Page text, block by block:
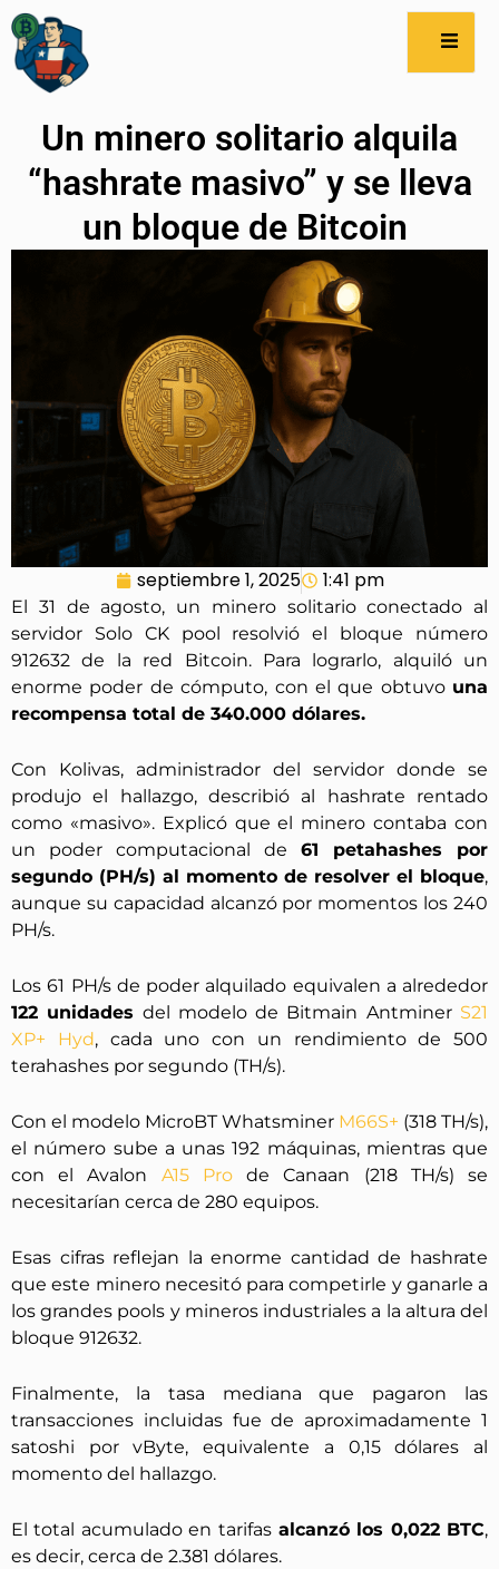
Un minero solitario alquila
“hashrate masivo” y se lleva
un bloque de Bitcoin
septiembre 1, 2025 1:41 pm
El 31 de agosto, un minero solitario conectado al
servidor Solo CK pool resolvió el bloque número
912632 de la red Bitcoin. Para lograrlo, alquiló un
enorme poder de cómputo, con el que obtuvo una
recompensa total de 340.000 dólares.
Con Kolivas, administrador del servidor donde se
produjo el hallazgo, describió al hashrate rentado
como «masivo». Explicó que el minero contaba con
un poder computacional de 61 petahashes por
segundo (PH/s) al momento de resolver el bloque,
aunque su capacidad alcanzó por momentos los 240
PH/s.
Los 61 PH/s de poder alquilado equivalen a alrededor
122 unidades del modelo de Bitmain Antminer S21
XP+ Hyd, cada uno con un rendimiento de 500
terahashes por segundo (TH/s).
Con el modelo MicroBT Whatsminer M66S+ (318 TH/s),
el número sube a unas 192 máquinas, mientras que
con el Avalon A15 Prode Canaan (218 TH/s) se
necesitarían cerca de 280 equipos.
Esas cifras reflejan la enorme cantidad de hashrate
que este minero necesitó para competirle y ganarle a
los grandes pools y mineros industriales a la altura del
bloque 912632.
Finalmente, la tasa mediana que pagaron las
transacciones incluidas fue de aproximadamente 1
satoshi por vByte, equivalente a 0,15 dólares al
momento del hallazgo.
El total acumulado en tarifasalcanzó los 0,022 BTC,
es decir, cerca de 2.381 dólares.